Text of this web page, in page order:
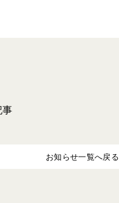
事
お知らせ一覧へ戻る